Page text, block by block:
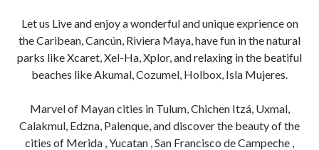
Let us Live and enjoy a wonderful and unique exprience on
the Caribean, Cancún, Riviera Maya, have fun in the natural
parks like Xcaret, Xel-Ha, Xplor, and relaxing in the beatiful
beaches like Akumal, Cozumel, Holbox, Isla Mujeres.
Marvel of Mayan cities in Tulum, Chichen Itzá, Uxmal,
Calakmul, Edzna, Palenque, and discover the beauty of the
cities of Merida , Yucatan , San Francisco de Campeche ,